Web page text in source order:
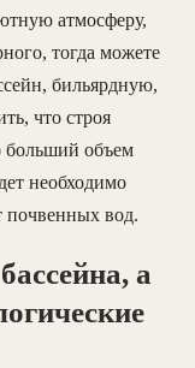
атмосферу,
тогда можете
бильярдную,
что строя
больший объем
необходимо
почвенных вод.
а